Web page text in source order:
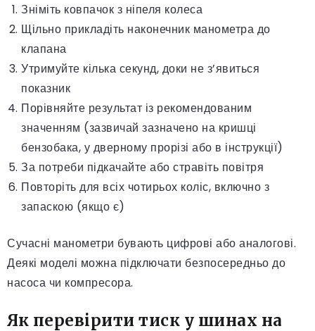
Зніміть ковпачок з ніпеля колеса
Щільно прикладіть наконечник манометра до
клапана
Утримуйте кілька секунд, доки не з’явиться
показник
Порівняйте результат із рекомендованим
значенням (зазвичай зазначено на кришці
бензобака, у дверному прорізі або в інструкції)
За потреби підкачайте або стравіть повітря
Повторіть для всіх чотирьох коліс, включно з
запаскою (якщо є)
Сучасні манометри бувають цифрові або аналогові.
Деякі моделі можна підключати безпосередньо до
насоса чи компресора.
Як перевірити тиск у шинах на